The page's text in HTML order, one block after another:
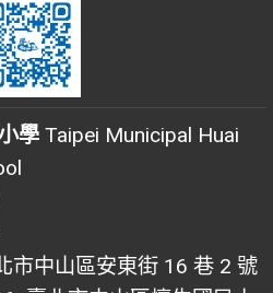
學 Taipei Municipal Huai
市中山區安東街 16 巷 2 號